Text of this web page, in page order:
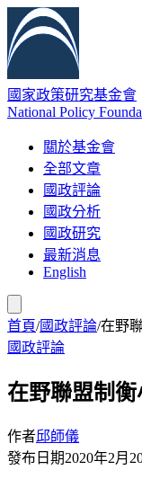
國家政策研究基金會
National Policy
關於基金會
全部文章
國政評論
國政分析
國政研究
最新消息
English
首頁/國政評論/在野
國政評論
在野聯盟制
作者邱師儀
發布日期2020年2月